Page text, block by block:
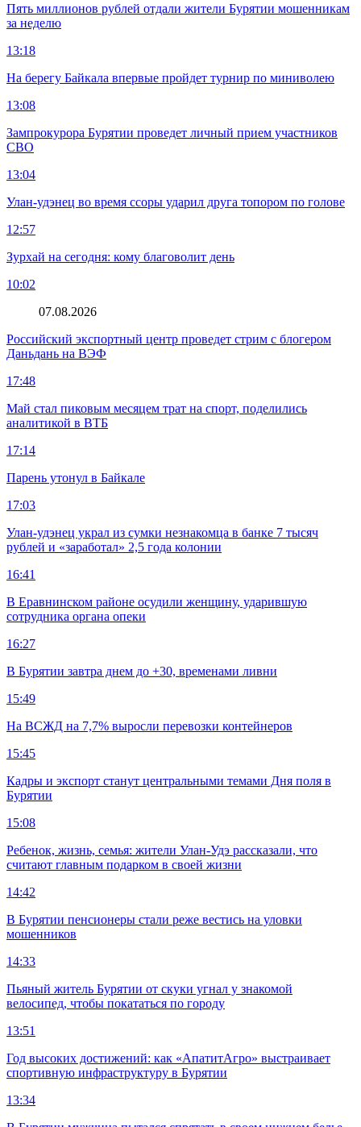
Пять миллионов рублей отдали жители Бурятии мошенникам
за неделю
13:18
На берегу Байкала впервые пройдет турнир по миниволею
13:08
Зампрокурора Бурятии проведет личный прием участников
СВО
13:04
Улан-удэнец во время ссоры ударил друга топором по голове
12:57
Зурхай на сегодня: кому благоволит день
10:02
07.08.2026
Российский экспортный центр проведет стрим с блогером
Даньдань на ВЭФ
17:48
Май стал пиковым месяцем трат на спорт, поделились
аналитикой в ВТБ
17:14
Парень утонул в Байкале
17:03
Улан-удэнец украл из сумки незнакомца в банке 7 тысяч
рублей и «заработал» 2,5 года колонии
16:41
В Еравнинском районе осудили женщину, ударившую
сотрудника органа опеки
16:27
В Бурятии завтра днем до +30, временами ливни
15:49
На ВСЖД на 7,7% выросли перевозки контейнеров
15:45
Кадры и экспорт станут центральными темами Дня поля в
Бурятии
15:08
Ребенок, жизнь, семья: жители Улан-Удэ рассказали, что
считают главным подарком в своей жизни
14:42
В Бурятии пенсионеры стали реже вестись на уловки
мошенников
14:33
Пьяный житель Бурятии от скуки угнал у знакомой
велосипед, чтобы покататься по городу
13:51
Год высоких достижений: как «АпатитАгро» выстраивает
спортивную инфраструктуру в Бурятии
13:34